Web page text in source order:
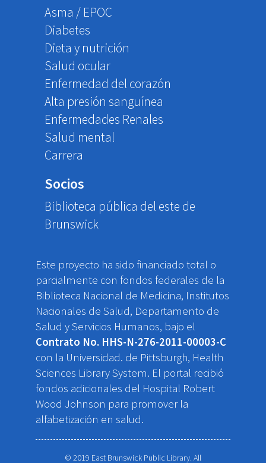
Asma / EPOC
Diabetes
Dieta y nutrición
Salud ocular
Enfermedad del corazón
Alta presión sanguínea
Enfermedades Renales
Salud mental
Carrera
Socios
Biblioteca pública del este de
Brunswick
Este proyecto ha sido financiado total o
parcialmente con fondos federales de la
Biblioteca Nacional de Medicina, Institutos
Nacionales de Salud, Departamento de
Salud y Servicios Humanos, bajo el
Contrato No. HHS-N-276-2011-00003-C
con la Universidad. de Pittsburgh, Health
Sciences Library System. El portal recibió
fondos adicionales del Hospital Robert
Wood Johnson para promover la
alfabetización en salud.
© 2019 East Brunswick Public Library. All